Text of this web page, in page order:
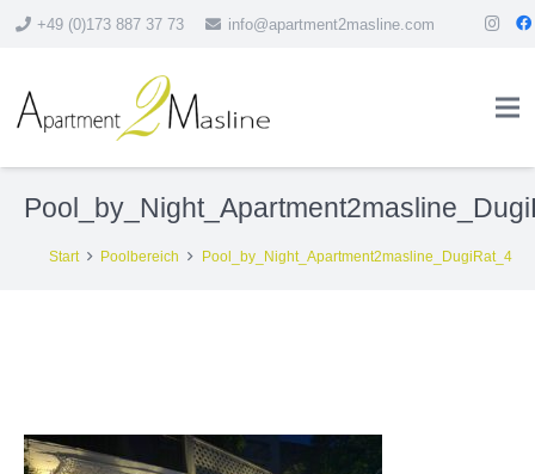
+49 (0)173 887 37 73 info@apartment2masline.com
Start Poolbereich Pool_by_Night_Apartment2masline_DugiRat_4